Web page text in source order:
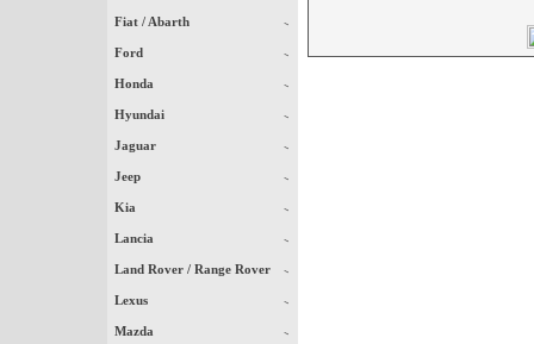
Fiat / Abarth
Ford
Honda
Hyundai
Jaguar
Jeep
Kia
Lancia
Land Rover / Range Rover
Lexus
Mazda